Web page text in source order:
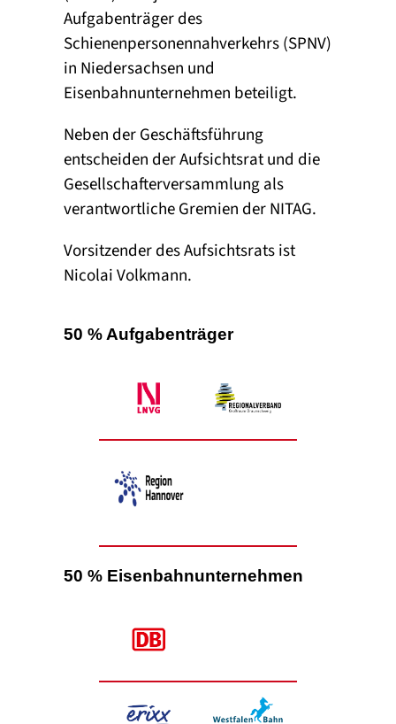
Aufgabenträger des
Schienenpersonennahverkehrs (SPNV)
in Niedersachsen und
Eisenbahnunternehmen beteiligt.
Neben der Geschäftsführung
entscheiden der Aufsichtsrat und die
Gesellschafterversammlung als
verantwortliche Gremien der NITAG.
Vorsitzender des Aufsichtsrats ist
Nicolai Volkmann.
50 % Aufgabenträger
50 % Eisenbahnunternehmen